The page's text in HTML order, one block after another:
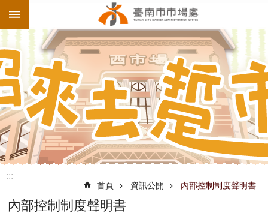
跳到主要內容區塊
:::
首頁 資訊公開 內部控制制度聲明書
內部控制制度聲明書